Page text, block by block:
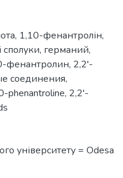
, 1,10-фенантролін,
сполуки, германий,
фенантролин, 2,2'-
соединения,
phenantroline, 2,2'-
університету = Odesa